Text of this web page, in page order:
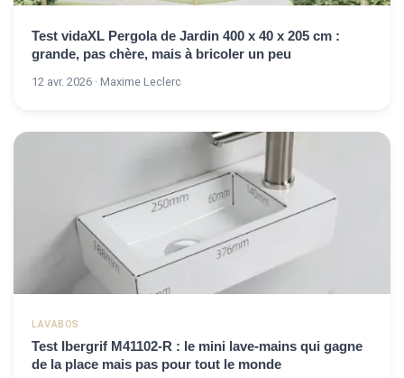
Test vidaXL Pergola de Jardin 400 x 40 x 205 cm :
grande, pas chère, mais à bricoler un peu
12 avr. 2026 · Maxime Leclerc
LAVABOS
Test Ibergrif M41102-R : le mini lave-mains qui gagne
de la place mais pas pour tout le monde